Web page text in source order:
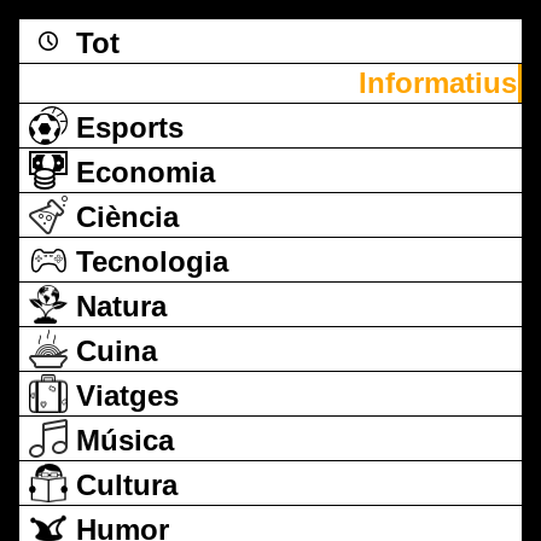
Tot
Informatius
Esports
Economia
Ciència
Tecnologia
Natura
Cuina
Viatges
Música
Cultura
Humor